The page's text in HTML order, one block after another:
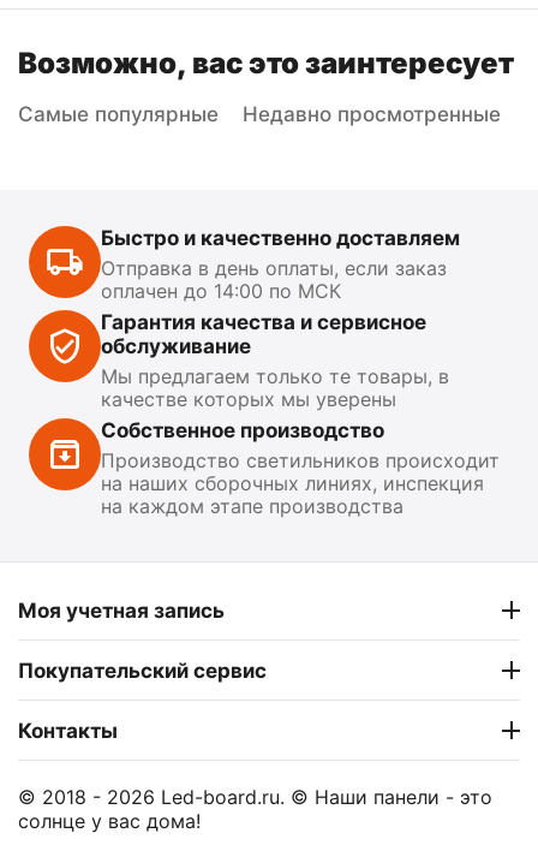
Возможно, вас это заинтересует
Самые популярные Недавно просмотренные
Быстро и качественно доставляем
Отправка в день оплаты, если заказ
оплачен до 14:00 по МСК
Гарантия качества и сервисное
обслуживание
Мы предлагаем только те товары, в
качестве которых мы уверены
Собственное производство
Производство светильников происходит
на наших сборочных линиях, инспекция
на каждом этапе производства
Моя учетная запись
Покупательский сервис
Контакты
© 2018 - 2026 Led-board.ru. © Наши панели - это
солнце у вас дома!